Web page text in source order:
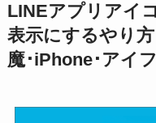
LINEアプリアイ
表示にするやり
魔･iPhone･アイフ